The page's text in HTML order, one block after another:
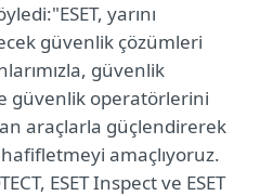
yarını
güvenlik çözümleri
güvenlik
güvenlik operatörlerini
araçlarla güçlendirerek
hafifletmeyi amaçlıyoruz.
ESET Inspect ve ESET